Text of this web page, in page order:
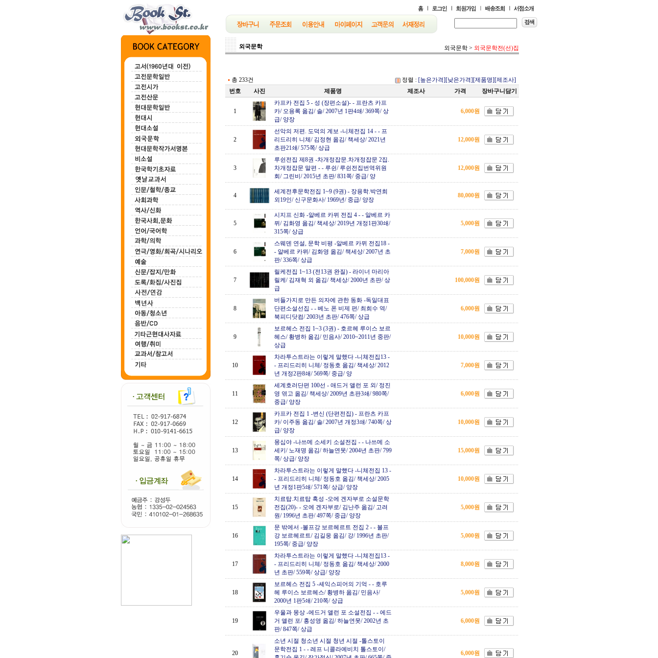
외국문학 외국문학> 외국문학전(선)집
총 233건 정렬 : [높은가격][낮은가격][제품명][제조사]
번호
사진 제품명 제조사 가격 장바구니담기
1
카프카 전집 5 - 성 (장편소설)-- 프란츠 카프
카/ 오용록 옮김/ 솔/ 2007년 1판4쇄/ 369쪽/ 상
급/ 양장
6,000원
2
선악의 저편. 도덕의 계보 -니체전집 14 -- 프
리드리히 니체/ 김정현 옮김/ 책세상/ 2021년
초판21쇄/ 575쪽/ 상급
12,000원
3
루쉰전집 제8권 -차개정잡문.차개정잡문 2집.
차개정잡문 말편 -- 루쉰/ 루쉰전집번역위원
회/ 그린비/ 2015년 초판/ 831쪽/ 중급/ 양
12,000원
4
세계전후문학전집 1~9 (9권)- 장용학.박연희
외19인/ 신구문화사/ 1969년/ 중급/ 양장
80,000원
5
시지프 신화 -알베르 카뮈 전집 4 -- 알베르 카
뮈/ 김화영 옮김/ 책세상/ 2019년 개정1판30쇄/
315쪽/ 상급
5,000원
6
스웨덴 연설, 문학 비평 -알베르 카뮈 전집18 -
- 알베르 카뮈/ 김화영 옮김/ 책세상/ 2007년 초
판/ 336쪽/ 상급
7,000원
7
릴케전집 1~13 (전13권 완질)- 라이너 마리아
릴케/ 김재혁 외 옮김/ 책세상/ 2000년 초판/ 상
급
100,000원
8
버들가지로 만든 의자에 관한 동화 -독일대표
단편소설선집 -- 베노 폰 비제 편/ 최희수 역/
북피디닷컴/ 2003년 초판/ 476쪽/ 상급
6,000원
9
보르헤스 전집 1~3 (3권)- 호르헤 루이스 보르
헤스/ 황병하 옮김/ 민음사/ 2010~2011년 중판/
상급
10,000원
10
차라투스트라는 이렇게 말했다 -니체전집13 -
- 프리드리히 니체/ 정동호 옮김/ 책세상/ 2012
년 개정2판8쇄/ 569쪽/ 중급/ 양
7,000원
11
세계호러단편 100선 - 애드거 앨런 포 외/ 정진
영 엮고 옮김/ 책세상/ 2009년 초판3쇄/ 980쪽/
중급/ 양장
6,000원
12
카프카 전집 1 -변신 (단편전집)- 프란츠 카프
카/ 이주동 옮김/ 솔/ 2007년 개정3쇄/ 740쪽/ 상
급/ 양장
10,000원
13
몽십야 -나쓰메 소세키 소설전집 -- 나쓰메 소
세키/ 노재명 옮김/ 하늘연못/ 2004년 초판/ 799
쪽/ 상급/ 양장
15,000원
14
차라투스트라는 이렇게 말했다 -니체전집 13 -
- 프리드리히 니체/ 정동호 옮김/ 책세상/ 2005
년 개정1판5쇄/ 571쪽/ 상급/ 양장
10,000원
15
치료탑.치료탑 혹성 -오에 겐자부로 소설문학
전집(20)-- 오에 겐자부로/ 김난주 옮김/ 고려
원/ 1996년 초판/ 497쪽/ 중급/ 양장
5,000원
16
문 밖에서 -볼프강 보르헤르트 전집 2 -- 볼프
강 보르헤르트/ 김길웅 옮김/ 강/ 1996년 초판/
195쪽/ 중급/ 양장
5,000원
17
차라투스트라는 이렇게 말했다 -니체전집13 -
- 프리드리히 니체/ 정동호 옮김/ 책세상/ 2000
년 초판/ 559쪽/ 상급/ 양장
8,000원
18
보르헤스 전집 5 -셰익스피어의 기억 -- 호루
헤 루이스 보르헤스/ 황병하 옮김/ 민음사/
2000년 1판5쇄/ 210쪽/ 상급
5,000원
19
우울과 몽상 -에드거 앨런 포 소설전집 -- 에드
거 앨런 포/ 홍성영 옮김/ 하늘연못/ 2002년 초
판/ 847쪽/ 상급
6,000원
20
소년 시절 청소년 시절 청년 시절 -톨스토이
문학전집 1 -- 레프 니콜라예비치 톨스토이/
6,000원